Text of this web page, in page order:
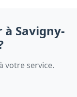
à Savigny-
votre service.